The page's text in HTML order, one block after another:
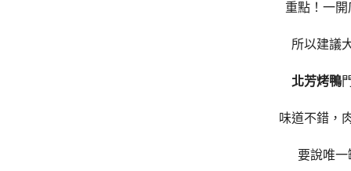
重點！一
所以建議
北芳烤鴨
味道不錯，
要說唯一